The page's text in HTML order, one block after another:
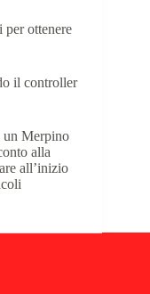
per ottenere
il controller
un Merpino
alla
all’inizio